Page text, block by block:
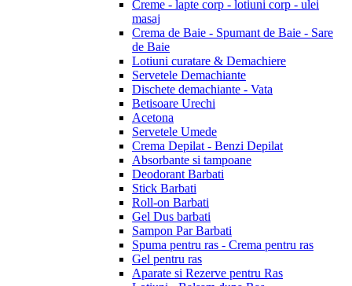
Creme - lapte corp - lotiuni corp - ulei
masaj
Crema de Baie - Spumant de Baie - Sare
de Baie
Lotiuni curatare & Demachiere
Servetele Demachiante
Dischete demachiante - Vata
Betisoare Urechi
Acetona
Servetele Umede
Crema Depilat - Benzi Depilat
Absorbante si tampoane
Deodorant Barbati
Stick Barbati
Roll-on Barbati
Gel Dus barbati
Sampon Par Barbati
Spuma pentru ras - Crema pentru ras
Gel pentru ras
Aparate si Rezerve pentru Ras